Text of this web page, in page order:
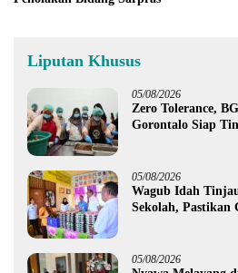
Liputan Khusus
05/08/2026
Zero Tolerance,
Gorontalo Siap
05/08/2026
Wagub Idah
Sekolah, Pastikan
05/08/2026